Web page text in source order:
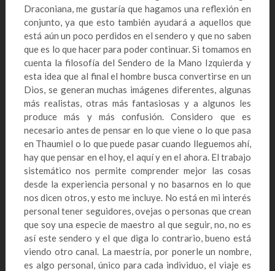
Draconiana, me gustaría que hagamos una reflexión en
conjunto, ya que esto también ayudará a aquellos que
está aún un poco perdidos en el sendero y que no saben
que es lo que hacer para poder continuar. Si tomamos en
cuenta la filosofía del Sendero de la Mano Izquierda y
esta idea que al final el hombre busca convertirse en un
Dios, se generan muchas imágenes diferentes, algunas
más realistas, otras más fantasiosas y a algunos les
produce más y más confusión. Considero que es
necesario antes de pensar en lo que viene o lo que pasa
en Thaumiel o lo que puede pasar cuando lleguemos ahí,
hay que pensar en el hoy, el aquí y en el ahora. El trabajo
sistemático nos permite comprender mejor las cosas
desde la experiencia personal y no basarnos en lo que
nos dicen otros, y esto me incluye. No está en mi interés
personal tener seguidores, ovejas o personas que crean
que soy una especie de maestro al que seguir, no, no es
así este sendero y el que diga lo contrario, bueno está
viendo otro canal. La maestría, por ponerle un nombre,
es algo personal, único para cada individuo, el viaje es